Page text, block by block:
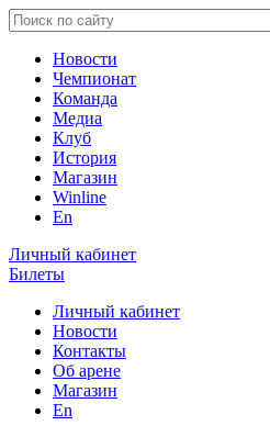
Новости
Чемпионат
Команда
Медиа
Клуб
История
Магазин
Winline
En
Личный кабинет
Билеты
Личный кабинет
Новости
Контакты
Об арене
Магазин
En